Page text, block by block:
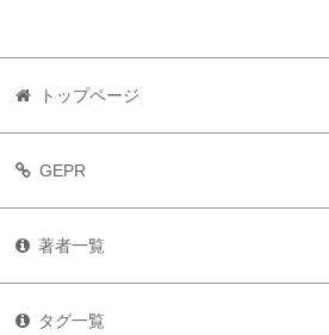
トップページ
GEPR
著者一覧
タグ一覧